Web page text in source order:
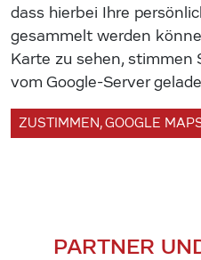
dass hierbei Ihre
gesammelt werden
Karte zu sehen, stimmen
vom Google-Server
ZUSTIMMEN, GOOGLE
PARTNER